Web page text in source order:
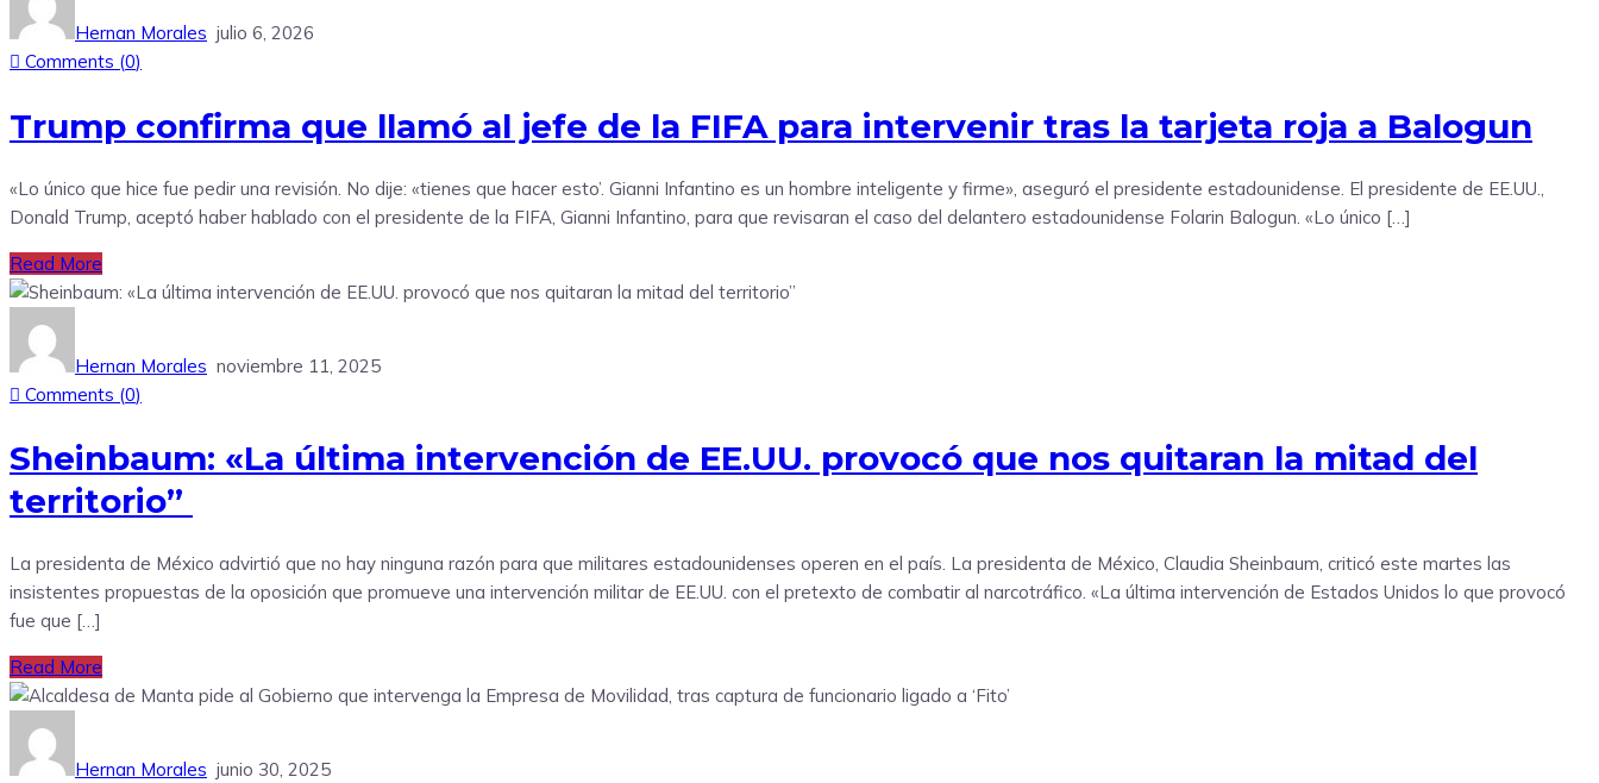
Hernan Morales julio 6, 2026
Comments (0)
Trump confirma que llamó al jefe de la FIFA para intervenir tras la tarjeta roja a Balogun
«Lo único que hice fue pedir una revisión. No dije: «tienes que hacer esto’. Gianni Infantino es un hombre inteligente y firme», aseguró el presidente estadounidense. El presidente de EE.UU.,
Donald Trump, aceptó haber hablado con el presidente de la FIFA, Gianni Infantino, para que revisaran el caso del delantero estadounidense Folarin Balogun. «Lo único […]
Read More
Hernan Morales noviembre 11, 2025
Comments (0)
Sheinbaum: «La última intervención de EE.UU. provocó que nos quitaran la mitad del
territorio”
La presidenta de México advirtió que no hay ninguna razón para que militares estadounidenses operen en el país. La presidenta de México, Claudia Sheinbaum, criticó este martes las
insistentes propuestas de la oposición que promueve una intervención militar de EE.UU. con el pretexto de combatir al narcotráfico. «La última intervención de Estados Unidos lo que provocó
fue que […]
Read More
Hernan Morales junio 30, 2025